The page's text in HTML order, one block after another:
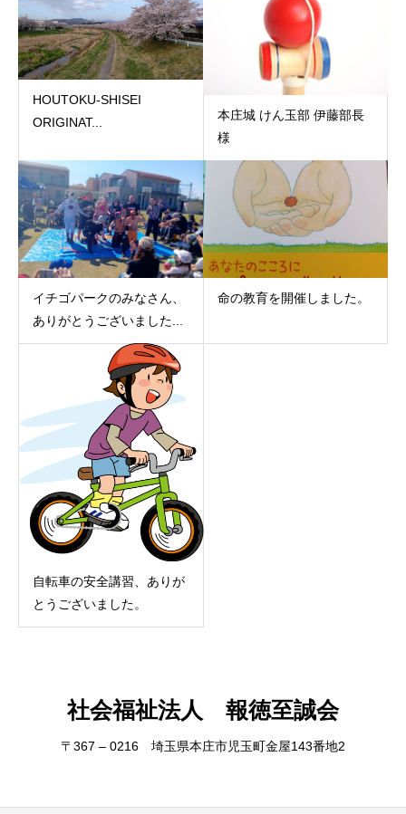
HOUTOKU-SHISEI
ORIGINAT...
本庄城 けん玉部 伊藤部長
様
イチゴパークのみなさん、
ありがとうございました...
命の教育を開催しました。
自転車の安全講習、ありが
とうございました。
社会福祉法人 報徳至誠会
〒367 – 0216 埼玉県本庄市児玉町金屋143番地2